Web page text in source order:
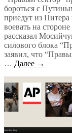
бороться с
приедут из
воевать на
рассказал
силового блока
заявил, что
… Далее →